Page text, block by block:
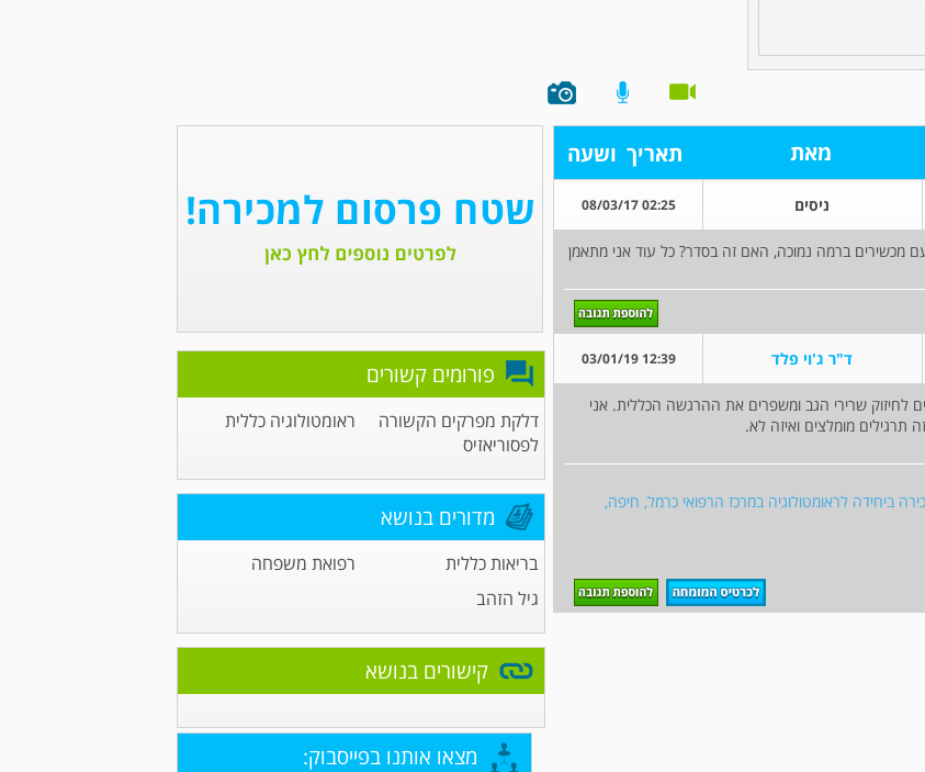
מאת תאריך ושעה
ניסים 02:25 08/03/17
מכשירים ברמה נמוכה, האם זה בסדר? כל עוד אני מתאמן
ד"ר ג'וי פלד 12:39 03/01/19
לחיזוק שרירי הגב ומשפרים את ההרגשה הכללית. אני
תרגילים מומלצים ואיזה לא.
ביחידה לראומטולוגיה במרכז הרפואי כרמל, חיפה,
פורומים קשורים
דלקת מפרקים הקשורה
לפסוריאזיס
ראומטולוגיה כללית
מדורים בנושא
בריאות כללית
רפואת משפחה
גיל הזהב
קישורים בנושא
מצאו אותנו בפייסבוק: